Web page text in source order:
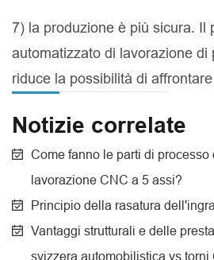
7) la produzione è più sicura. Il
automatizzato di lavorazione di
riduce la possibilità di
Notizie correlate
Come fanno le parti di processo
lavorazione CNC a 5 assi?
Principio della rasatura
Vantaggi strutturali e delle
svizzera automobilistica vs torni